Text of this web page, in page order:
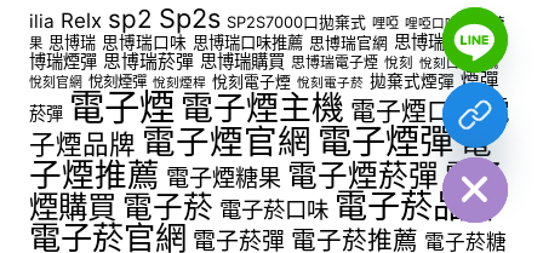
ilia Relx sp2 Sp2s SP2S7000口拋棄式 哩啞 哩啞口味
哩啞糖
果 思博瑞 思博瑞口味 思博瑞口味推薦 思博瑞官網 思博瑞推薦 思
博瑞煙彈 思博瑞菸彈 思博瑞購買 思博瑞電子煙 悅刻 悅刻口味推薦
悅刻官網 悅刻煙彈 悅刻煙桿 悅刻電子煙 悅刻電子菸 拋棄式煙彈 煙彈
菸彈 電子煙 電子煙主機 電子煙口味 電
子煙品牌 電子煙官網 電子煙彈電
子煙推薦 電子煙糖果 電子煙菸彈電子
煙購買 電子菸 電子菸口味 電子菸品牌
電子菸官網 電子菸彈 電子菸推薦 電子菸糖
H
I
D
C
H
A
T
Y